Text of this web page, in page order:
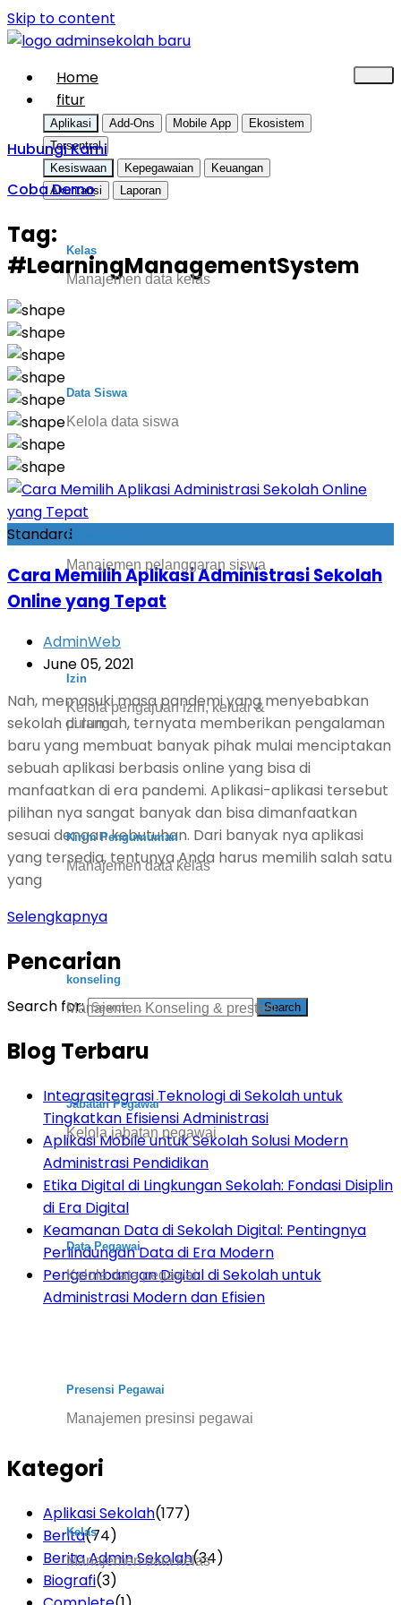
Skip to content
Home
fitur
Aplikasi Add-Ons Mobile App
Ekosistem
Tersentral
Kesiswaan
Kepegawaian
Keuangan
Akuntansi
Laporan
Kelas
Manajemen data kelas
Data Siswa
Kelola data siswa
Pelanggaran
Manajemen pelanggaran siswa
Izin
Kelola pengajuan izin, keluar &
pulang
Kirim Pengumuman
Manajemen data kelas
konseling
Manajemen Konseling & prestasi
Jabatan Pegawai
Kelola jabatan pegawai
Data Pegawai
Kelola data pegawai
Presensi Pegawai
Manajemen presinsi pegawai
Kelas
Manajemen data kelas
Hubungi Kami
Coba Demo
Tag:
#LearningManagementSystem
Standard
Cara Memilih Aplikasi Administrasi Sekolah
Online yang Tepat
AdminWeb
June 05, 2021
Nah, memasuki masa pandemi yang menyebabkan
sekolah di rumah, ternyata memberikan pengalaman
baru yang membuat banyak pihak mulai menciptakan
sebuah aplikasi berbasis online yang bisa di
manfaatkan di era pandemi. Aplikasi-aplikasi tersebut
pilihan nya sangat banyak dan bisa dimanfaatkan
sesuai dengan kebutuhan. Dari banyak nya aplikasi
yang tersedia, tentunya Anda harus memilih salah satu
yang
Selengkapnya
Pencarian
Search for:
Blog Terbaru
Integrasitegrasi Teknologi di Sekolah untuk
Tingkatkan Efisiensi Administrasi
Aplikasi Mobile untuk Sekolah Solusi Modern
Administrasi Pendidikan
Etika Digital di Lingkungan Sekolah: Fondasi Disiplin
di Era Digital
Keamanan Data di Sekolah Digital: Pentingnya
Perlindungan Data di Era Modern
Pengembangan Digital di Sekolah untuk
Administrasi Modern dan Efisien
Kategori
Aplikasi Sekolah(177)
Berita(74)
Berita Admin Sekolah(34)
Biografi(3)